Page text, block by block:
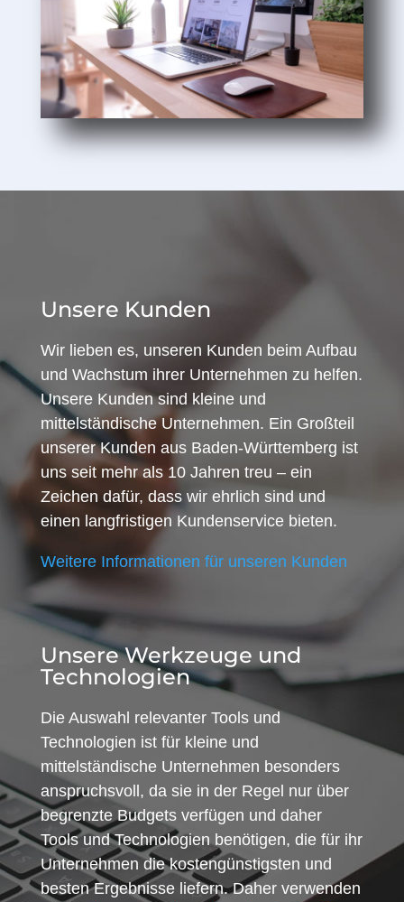
Unsere Kunden
Wir lieben es, unseren Kunden beim Aufbau
und Wachstum ihrer Unternehmen zu helfen.
Unsere Kunden sind kleine und
mittelständische Unternehmen. Ein Großteil
unserer Kunden aus Baden-Württemberg ist
uns seit mehr als 10 Jahren treu – ein
Zeichen dafür, dass wir ehrlich sind und
einen langfristigen Kundenservice bieten.
Weitere Informationen für unseren Kunden
Unsere Werkzeuge und
Technologien
Die Auswahl relevanter Tools und
Technologien ist für kleine und
mittelständische Unternehmen besonders
anspruchsvoll, da sie in der Regel nur über
begrenzte Budgets verfügen und daher
Tools und Technologien benötigen, die für ihr
Unternehmen die kostengünstigsten und
besten Ergebnisse liefern. Daher verwenden